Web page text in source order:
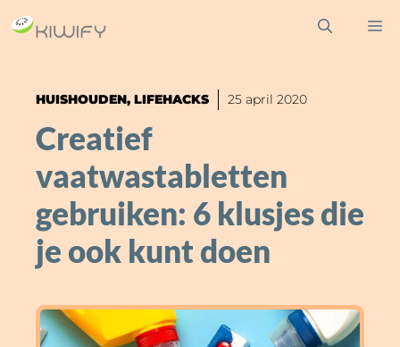
Ga
naar
inhoudHUISHOUDEN, LIFEHACKS 25 april 2020
Creatief
vaatwastabletten
gebruiken: 6 klusjes die
je ook kunt doen